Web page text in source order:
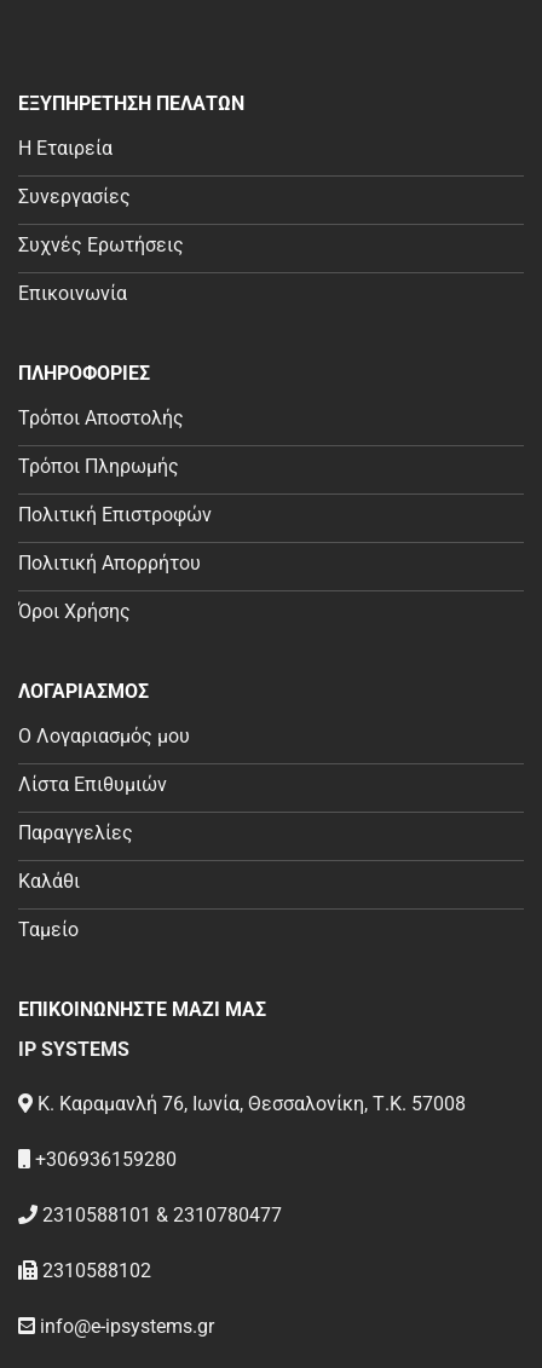
ΕΞΥΠΗΡΕΤΗΣΗ ΠΕΛΑΤΩΝ
Η Εταιρεία
Συνεργασίες
Συχνές Ερωτήσεις
Επικοινωνία
ΠΛΗΡΟΦΟΡΙΕΣ
Τρόποι Αποστολής
Τρόποι Πληρωμής
Πολιτική Επιστροφών
Πολιτική Απορρήτου
Όροι Χρήσης
ΛΟΓΑΡΙΑΣΜΟΣ
Ο Λογαριασμός μου
Λίστα Επιθυμιών
Παραγγελίες
Καλάθι
Ταμείο
ΕΠΙΚΟΙΝΩΝΗΣΤΕ ΜΑΖΙ ΜΑΣ
IP SYSTEMS
Κ. Καραμανλή 76, Ιωνία, Θεσσαλονίκη, Τ.Κ. 57008
+306936159280
2310588101 & 2310780477
2310588102
info@e-ipsystems.gr